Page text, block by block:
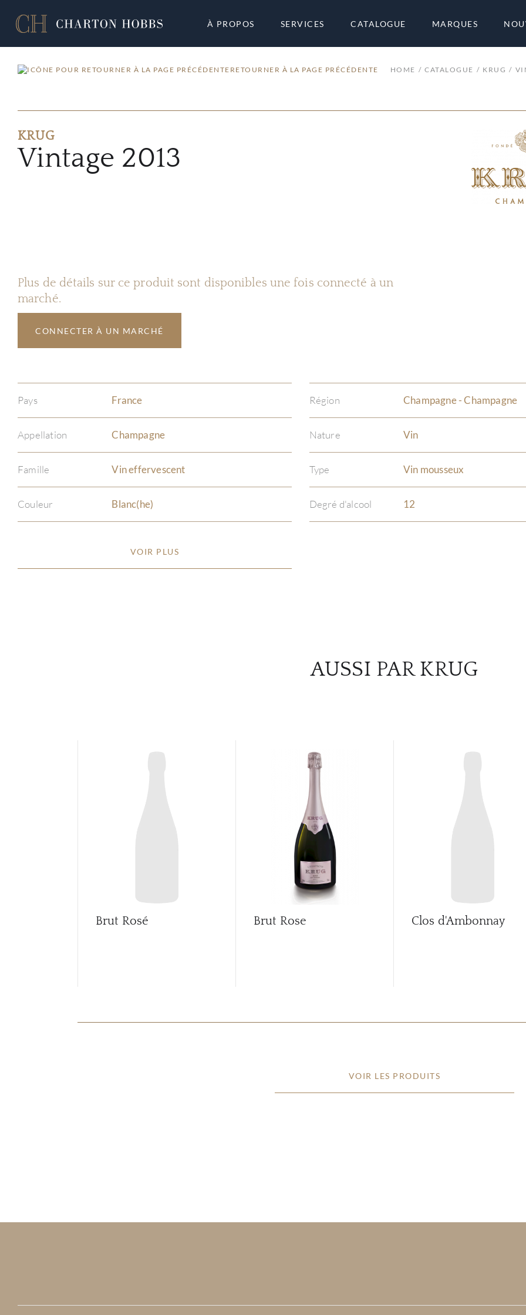
À PROPOS SERVICES CATALOGUE MARQUES
RETOURNER À LA PAGE PRÉCÉDENTE HOME CATALOGUE KRUG
KRUG
Vintage 2013
Plus de détails sur ce produit sont disponibles une fois connecté à un
marché.
CONNECTER À UN MARCHÉ
Pays France Région Champagne - Champagne
Appellation Champagne Nature Vin
Famille Vin effervescent Type Vin mousseux
Couleur Blanc(he) Degré d'alcool 12
VOIR PLUS
AUSSI PAR KRUG
Brut Rosé Brut Rose Clos d'Ambonnay
VOIR LES PRODUITS